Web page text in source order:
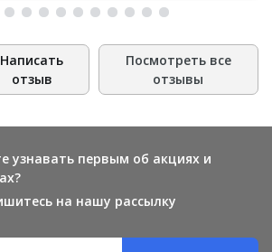
Написать
отзыв
Посмотреть все
отзывы
узнавать первым об акциях и
на нашу рассылку